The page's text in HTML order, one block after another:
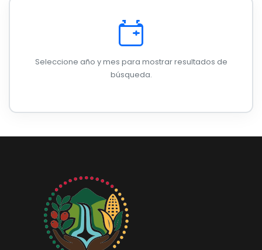
Plan Operativo Anual - POA
Convenios Institucionales
PRESUPUESTO: EJECUCIÓN Y REPORTES
Procesos de contratación
Ejecución Presupuestaria
Seleccione año y mes para mostrar resultados de
búsqueda.